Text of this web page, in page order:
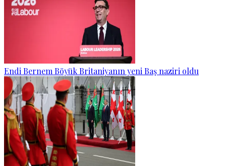
Endi Bernem Böyük Britaniyanın yeni Baş naziri oldu